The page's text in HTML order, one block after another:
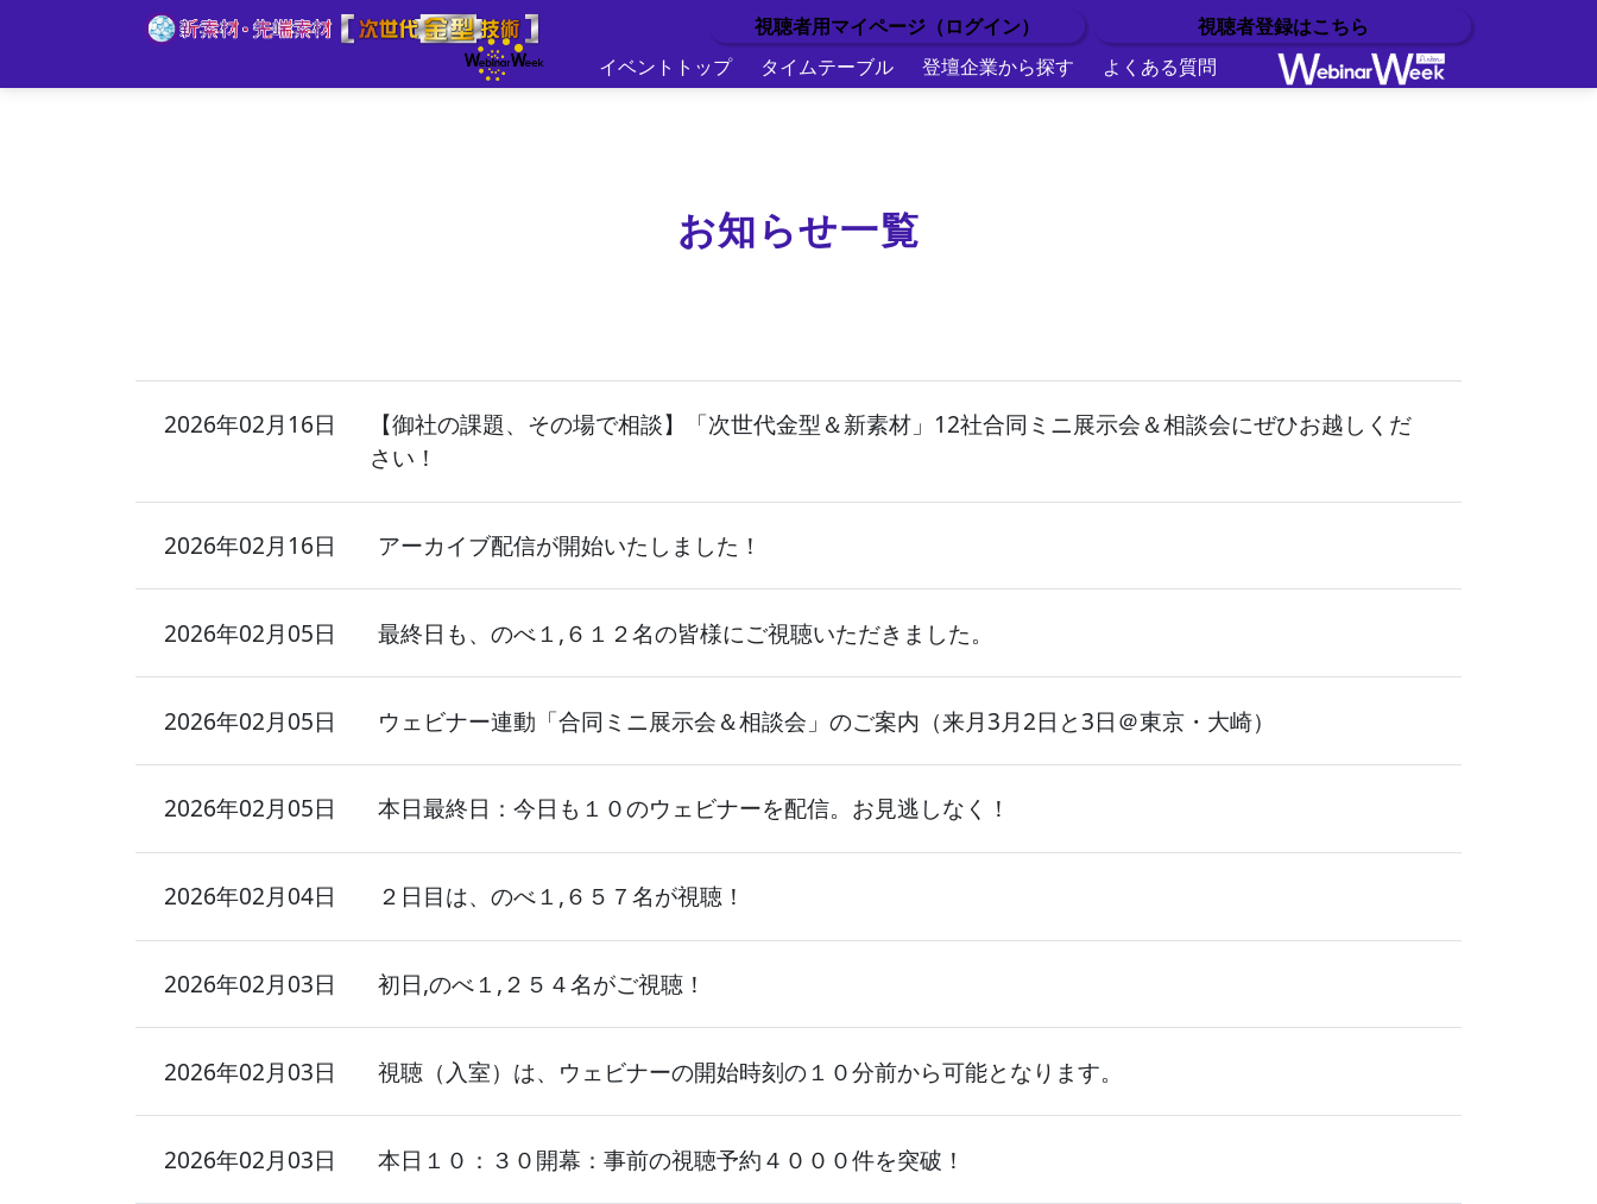
視聴者用マイページ（ログイン）
視聴者登録はこちら
イベントトップ
タイムテーブル 登壇企業から探す よくある質問
お知らせ一覧
2026年02月16日
【御社の課題、その場で相談】「次世代金型＆新素材」12社合同ミニ展示会＆相談会にぜひお越しくだ
さい！
2026年02月16日 アーカイブ配信が開始いたしました！
2026年02月05日 最終日も、のべ１,６１２名の皆様にご視聴いただきました。
2026年02月05日 ウェビナー連動「合同ミニ展示会＆相談会」のご案内（来月3月2日と3日＠東京・大崎）
2026年02月05日 本日最終日：今日も１０のウェビナーを配信。お見逃しなく！
2026年02月04日 ２日目は、のべ１,６５７名が視聴！
2026年02月03日 初日,のべ１,２５４名がご視聴！
2026年02月03日 視聴（入室）は、ウェビナーの開始時刻の１０分前から可能となります。
2026年02月03日 本日１０：３０開幕：事前の視聴予約４０００件を突破！